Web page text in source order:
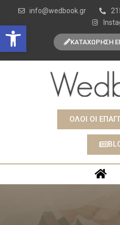
Open toolbar
info@wedbook.gr
ΚΑΤΑΧΩΡΗΣΗ
ΟΛΟΙ ΟΙ